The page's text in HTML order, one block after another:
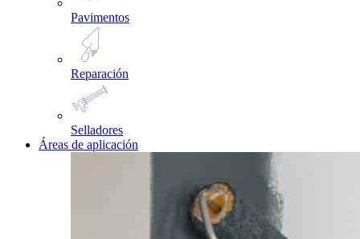
Pavimentos
Reparación
Selladores
Áreas de aplicación